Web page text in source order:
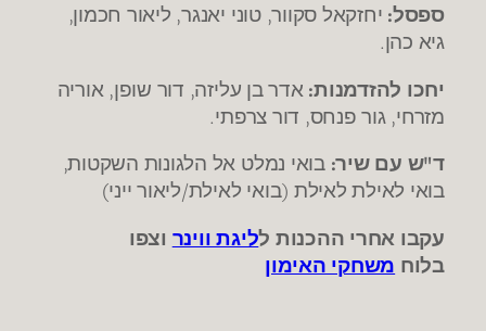
ספסל: יחזקאל סקוור, טוני יאנגר, ליאור חכמון,
גיא כהן.
יחכו להזדמנות: אדר בן עליזה, דור שופן, אוריה
מזרחי, גור פנחס, דור צרפתי.
ד"ש עם שיר: בואי נמלט אל הלגונות השקטות,
בואי לאילת לאילת (בואי לאילת/ליאור ייני)
עקבו אחרי ההכנות לליגת ווינר וצפו
בלוח משחקי האימון